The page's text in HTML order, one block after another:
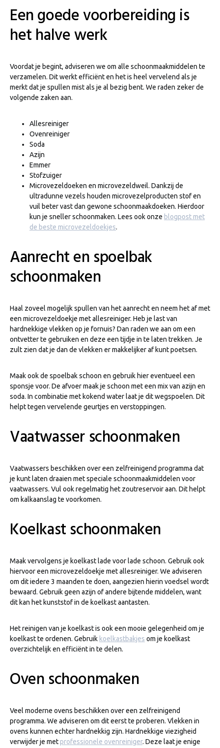
Een goede voorbereiding is
het halve werk
Voordat je begint, adviseren we om alle schoonmaakmiddelen te
verzamelen. Dit werkt efficiënt en het is heel vervelend als je
merkt dat je spullen mist als je al bezig bent. We raden zeker de
volgende zaken aan.
Allesreiniger
Ovenreiniger
Soda
Azijn
Emmer
Stofzuiger
Microvezeldoeken en microvezeldweil. Dankzij de
ultradunne vezels houden microvezelproducten stof en
vuil beter vast dan gewone schoonmaakdoeken. Hierdoor
kun je sneller schoonmaken. Lees ook onze blogpost met
de beste microvezeldoekjes.
Aanrecht en spoelbak
schoonmaken
Haal zoveel mogelijk spullen van het aanrecht en neem het af met
een microvezeldoekje met allesreiniger. Heb je last van
hardnekkige vlekken op je fornuis? Dan raden we aan om een
ontvetter te gebruiken en deze een tijdje in te laten trekken. Je
zult zien dat je dan de vlekken er makkelijker af kunt poetsen.
Maak ook de spoelbak schoon en gebruik hier eventueel een
sponsje voor. De afvoer maak je schoon met een mix van azijn en
soda. In combinatie met kokend water laat je dit wegspoelen. Dit
helpt tegen vervelende geurtjes en verstoppingen.
Vaatwasser schoonmaken
Vaatwassers beschikken over een zelfreinigend programma dat
je kunt laten draaien met speciale schoonmaakmiddelen voor
vaatwassers. Vul ook regelmatig het zoutreservoir aan. Dit helpt
om kalkaanslag te voorkomen.
Koelkast schoonmaken
Maak vervolgens je koelkast lade voor lade schoon. Gebruik ook
hiervoor een microvezeldoekje met allesreiniger. We adviseren
om dit iedere 3 maanden te doen, aangezien hierin voedsel wordt
bewaard. Gebruik geen azijn of andere bijtende middelen, want
dit kan het kunststof in de koelkast aantasten.
Het reinigen van je koelkast is ook een mooie gelegenheid om je
koelkast te ordenen. Gebruik koelkastbakjes om je koelkast
overzichtelijk en efficiënt in te delen.
Oven schoonmaken
Veel moderne ovens beschikken over een zelfreinigend
programma. We adviseren om dit eerst te proberen. Vlekken in
ovens kunnen echter hardnekkig zijn. Hardnekkige viezigheid
verwijder je met professionele ovenreiniger. Deze laat je enige